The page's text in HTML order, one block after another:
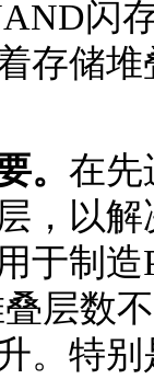
闪
存储
。 在先
，以
于制造
层数
。特